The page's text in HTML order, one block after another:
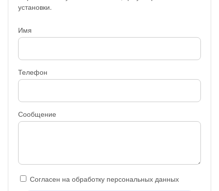
установки.
Имя
Телефон
Сообщение
Согласен на обработку персональных данных